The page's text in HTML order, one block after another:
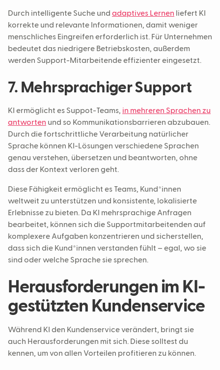
Durch intelligente Suche und adaptives Lernen liefert KI
korrekte und relevante Informationen, damit weniger
menschliches Eingreifen erforderlich ist. Für Unternehmen
bedeutet das niedrigere Betriebskosten, außerdem
werden Support-Mitarbeitende effizienter eingesetzt.
7. Mehrsprachiger Support
KI ermöglicht es Suppot-Teams, in mehreren Sprachen zu
antworten und so Kommunikationsbarrieren abzubauen.
Durch die fortschrittliche Verarbeitung natürlicher
Sprache können KI-Lösungen verschiedene Sprachen
genau verstehen, übersetzen und beantworten, ohne
dass der Kontext verloren geht.
Diese Fähigkeit ermöglicht es Teams, Kund*innen
weltweit zu unterstützen und konsistente, lokalisierte
Erlebnisse zu bieten. Da KI mehrsprachige Anfragen
bearbeitet, können sich die Supportmitarbeitenden auf
komplexere Aufgaben konzentrieren und sicherstellen,
dass sich die Kund*innen verstanden fühlt – egal, wo sie
sind oder welche Sprache sie sprechen.
Herausforderungen im KI-
gestützten Kundenservice
Während KI den Kundenservice verändert, bringt sie
auch Herausforderungen mit sich. Diese solltest du
kennen, um von allen Vorteilen profitieren zu können.